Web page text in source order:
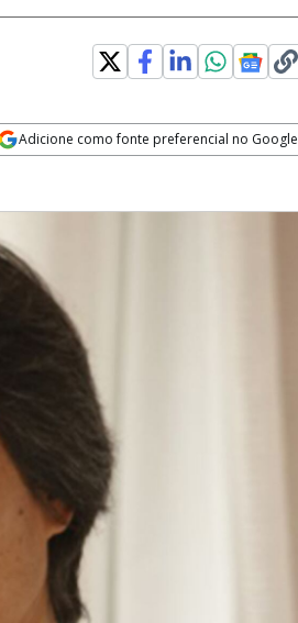
Adicione como fonte preferencial no Google